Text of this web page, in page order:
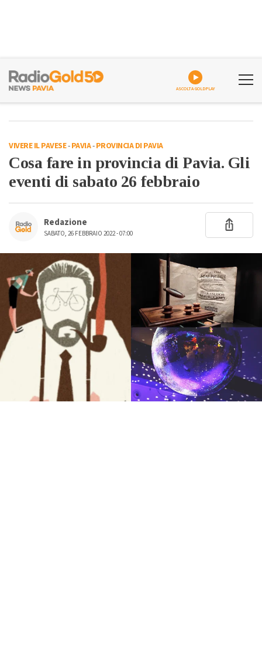
ASCOLTA GOLDPLAY
VIVERE IL PAVESE-PAVIA-PROVINCIA DI PAVIA
Cosa fare in provincia di Pavia. Gli
eventi di sabato 26 febbraio
Redazione
SABATO, 26 FEBBRAIO 2022 - 07:00